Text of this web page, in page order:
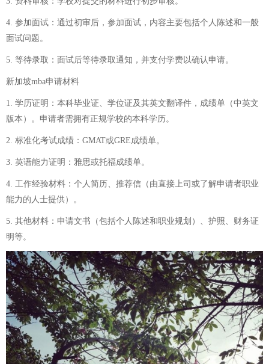
4. 参加面试：通过初审后，参加面试，内容主要包括个人陈述和一般
面试问题。
5. 等待录取：面试后等待录取通知，并支付学费以确认申请。
新加坡mba申请材料
1. 学历证明：本科毕业证、学位证及其英文翻译件，成绩单（中英文
版本）。申请者需拥有正规学校的本科学历。
2. 标准化考试成绩：GMAT或GRE成绩单。
3. 英语能力证明：雅思或托福成绩单。
4. 工作经验材料：个人简历、推荐信（由直接上司或了解申请者职业
能力的人士提供）。
5. 其他材料：申请文书（包括个人陈述和职业规划）、护照、财务证
明等。